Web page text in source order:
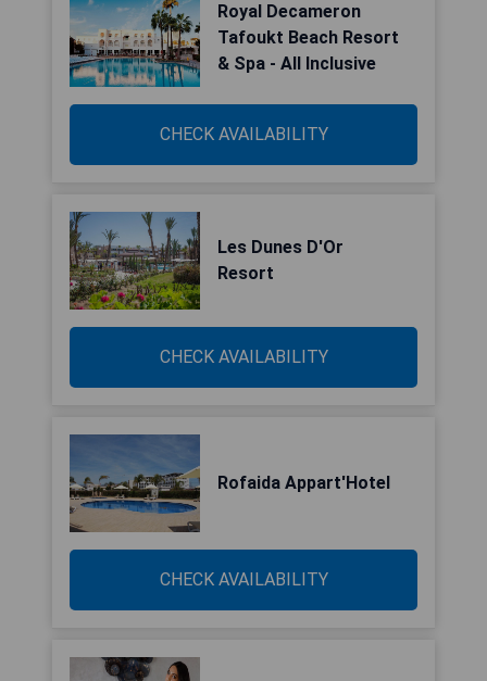
Royal Decameron
Tafoukt Beach Resort
& Spa - All Inclusive
CHECK AVAILABILITY
Les Dunes D'Or
Resort
CHECK AVAILABILITY
Rofaida Appart'Hotel
CHECK AVAILABILITY